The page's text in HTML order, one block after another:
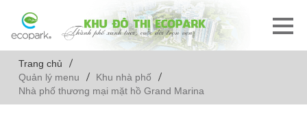
Trang chủ
Quản lý menu
Khu nhà phố
Nhà phố thương mại mặt hồ Grand Marina